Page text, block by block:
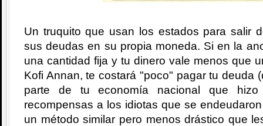
Un truquito que usan los estados para salir
sus deudas en su propia moneda. Si en la
una cantidad fija y tu dinero vale menos que
Kofi Annan, te costará "poco" pagar tu deuda
parte de tu economía nacional que
recompensas a los idiotas que se
un método similar pero menos drástico que